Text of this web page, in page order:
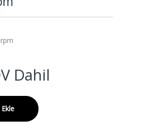
Dahil
kapasite, 15 - 500 rpm quantity